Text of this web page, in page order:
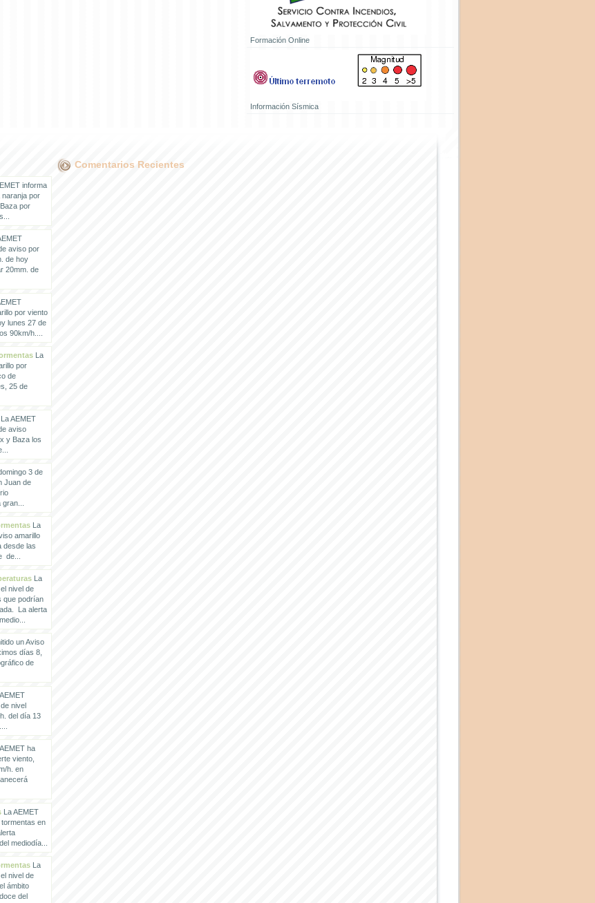
Formación Online
Información Sísmica
informa
naranja por
por
aviso por
de hoy
20mm. de
por viento
lunes 27 de
90km/h....
La
por
de
25 de
AEMET
aviso
y Baza los
3 de
Juan de
La
amarillo
desde las
de...
La
nivel de
que podrían
La alerta
un Aviso
días 8,
de
nivel
del día 13
ha
viento,
h. en
La AEMET
en
mediodía...
La
nivel de
ámbito
del
Comentarios Recientes